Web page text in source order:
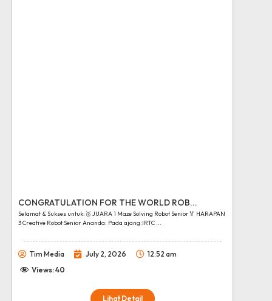
CONGRATULATION FOR THE WORLD ROB...
Selamat & Sukses untuk:🥇 JUARA 1 Maze Solving Robot Senior🏅 HARAPAN
3 Creative Robot Senior Ananda: Pada ajang:IRTC ...
Tim Media July 2, 2026
12:52 am
Views:40
Lihat Detail